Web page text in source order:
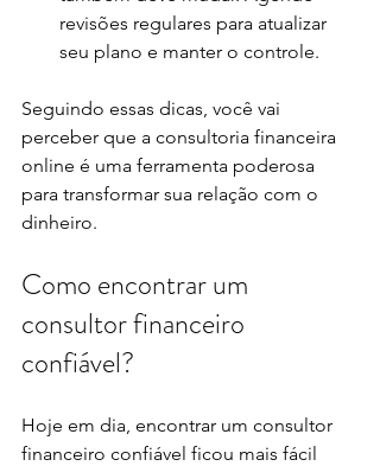
revisões regulares para atualizar
seu plano e manter o controle.
Seguindo essas dicas, você vai
perceber que a consultoria financeira
online é uma ferramenta poderosa
para transformar sua relação com o
dinheiro.
Como encontrar um
consultor financeiro
confiável?
Hoje em dia, encontrar um consultor
financeiro confiável ficou mais fácil